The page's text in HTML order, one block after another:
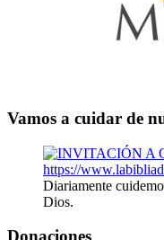
Vamos a cuidar de
Diariamente
Dios.